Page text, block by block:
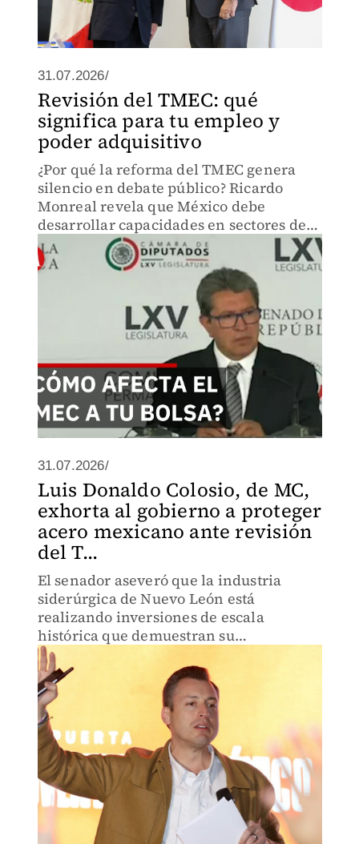
31.07.2026/
Revisión del TMEC: qué
significa para tu empleo y
poder adquisitivo
¿Por qué la reforma del TMEC genera
silencio en debate público? Ricardo
Monreal revela que México debe
desarrollar capacidades en sectores de
alto valor agregado. La integración con
EU requiere decisiones estratégicas
31.07.2026/
Luis Donaldo Colosio, de MC,
exhorta al gobierno a proteger
acero mexicano ante revisión
del T...
El senador aseveró que la industria
siderúrgica de Nuevo León está
realizando inversiones de escala
histórica que demuestran su
compromiso con la integración
productiva norteamericana.